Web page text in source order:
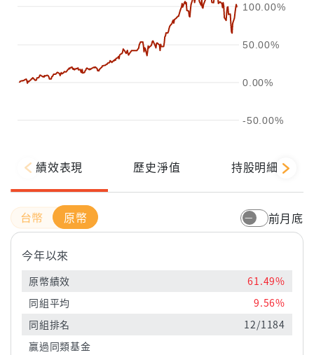
-50.00%
0.00%
50.00%
100.00%
績效表現 歷史淨值 持股明細
原幣 前月底
今年以來
原幣績效
61.49%
同組平均
9.56%
同組排名
12/1184
贏過同類基金